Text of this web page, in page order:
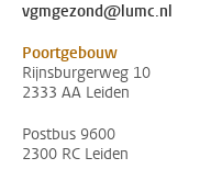
vgmgezond@lumc.nl
Poortgebouw
Rijnsburgerweg 10
2333 AA Leiden
Postbus 9600
2300 RC Leiden